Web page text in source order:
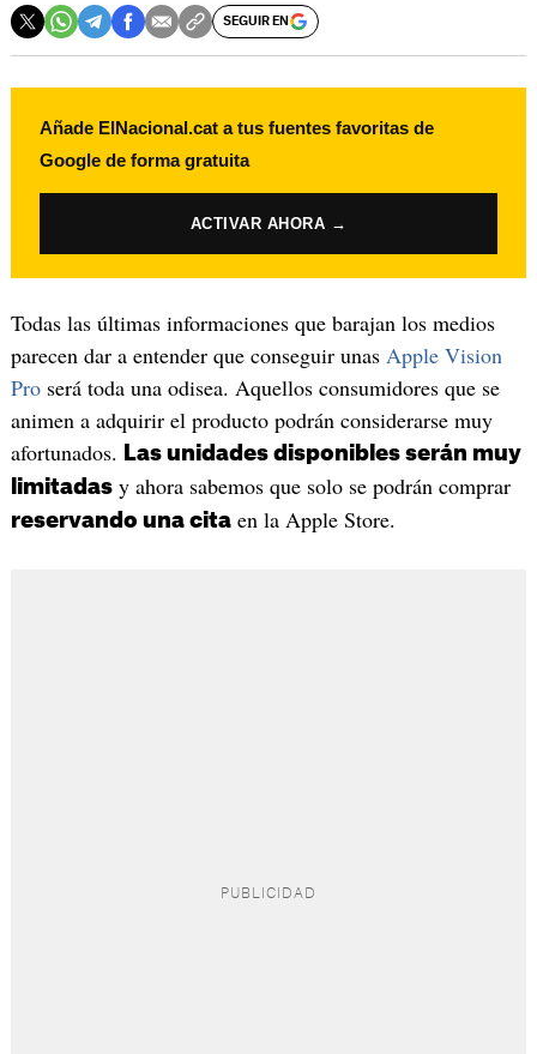
SEGUIR EN
Añade ElNacional.cat a tus fuentes favoritas de
Google de forma gratuita
ACTIVAR AHORA →
Todas las últimas informaciones que barajan los medios
parecen dar a entender que conseguir unas Apple Vision
Proserá toda una odisea. Aquellos consumidores que se
animen a adquirir el producto podrán considerarse muy
afortunados.
Las unidades disponibles serán muy
limitadasy ahora sabemos que solo se podrán comprar
reservando una citaen la Apple Store.